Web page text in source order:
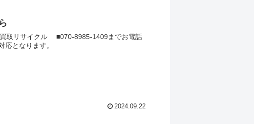
取リサイクル ■070-8985-1409までお電話
となります。
2024.09.22